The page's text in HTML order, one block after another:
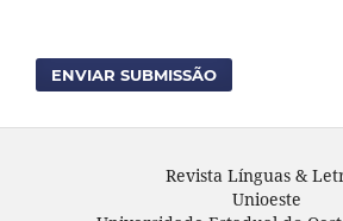
ENVIAR SUBMISSÃO
Revista Línguas &
Unioeste